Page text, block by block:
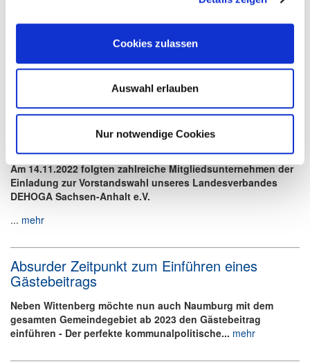
Cookies zulassen
Auswahl erlauben
Nur notwendige Cookies
ohne stabilen Gegenwert
Gästebeitrages oder einer Kurtaxe scheint seitens der
Gemeinden und Kommunen Fahrt...
mehr
Mitglieder des DEHOGA Sachsen-Anhalt e.V.
– haben gewählt!
Am 14.11.2022 folgten zahlreiche Mitgliedsunternehmen der
Einladung zur Vorstandswahl unseres Landesverbandes
DEHOGA Sachsen-Anhalt e.V.
... mehr
Absurder Zeitpunkt zum Einführen eines
Gästebeitrags
Neben Wittenberg möchte nun auch Naumburg mit dem
gesamten Gemeindegebiet ab 2023 den Gästebeitrag
einführen - Der perfekte kommunalpolitische... mehr